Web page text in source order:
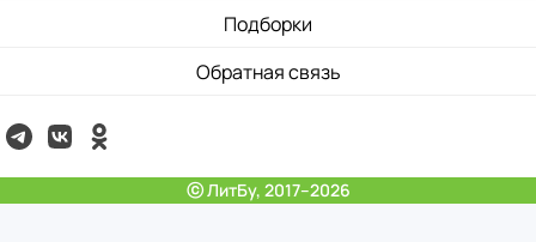
Подборки
Обратная связь
ⓒ ЛитБу, 2017–2026